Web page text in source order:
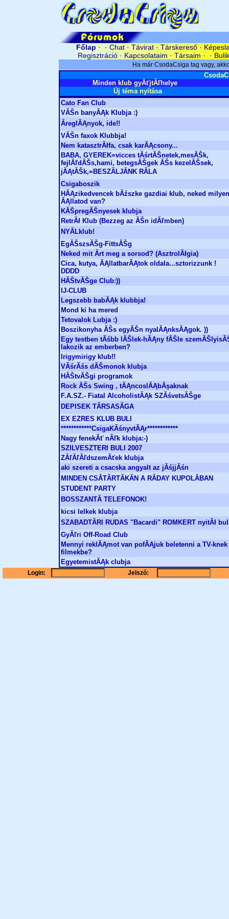
Főlap · · Chat· Távirat· Társkereső·
Regisztráció · Kapcsolataim · Társaim · ·
Minden klub gyĂťjtĂľhelye
Új téma nyítása
Cato Fan Club
VĂŠn banyĂĄk Klubja :)
ĂreglĂĄnyok, ide!!
VĂŠn faxok Klubbja!
Nem katasztrĂłfa, csak karĂĄcsony...
BABA, GYEREK=vicces tĂśrtĂŠnetek,mesĂŠk,
fejlĂľdĂŠs,hami, betegsĂŠgek ĂŠs kezelĂŠsek,
jĂĄtĂŠk,=BESZĂLJĂNK RĂLA
Csigaboszik
HĂĄzikedvencek bĂźszke gazdiai klub, neked milyen
ĂĄllatod van?
KĂŠpregĂŠnyesek klubja
RetrĂł Klub (Bezzeg az ĂŠn idĂľmben)
NYĂLklub!
EgĂŠszsĂŠg-FittsĂŠg
Neked mit Ă­rt meg a sorsod? (AsztrolĂłgia)
Cica, kutya, ĂĄllatbarĂĄtok oldala...sztorizzunk !
DDDD
HĂŠtvĂŠge Club:))
IJ-CLUB
Legszebb babĂĄk klubbja!
Mond ki ha mered
Tetovalok Lubja :)
Boszikonyha ĂŠs egyĂŠn nyalĂĄnksĂĄgok. ))
Egy testben tĂśbb lĂŠlek-hĂĄny fĂŠle
lakozik az emberben?
Irigymirigy klub!!
VĂśrĂśs dĂŠmonok klubja
HĂŠtvĂŠgi programok
Rock ĂŠs Swing , tĂĄncoslĂĄbĂşaknak
F.A.SZ.- Fiatal AlcoholistĂĄk SZĂśvetsĂŠge
DEPISEK TĂRSASĂGA
EX EZRES KLUB BULI
************CsigaKĂśnyvtĂĄr************
Nagy fenekĂť nĂľk klubja:-)
SZILVESZTERI BULI 2007
ZĂľĂľĂľdszemĂťek klubja
aki szereti a csacska angyalt az jĂśjjĂśn
MINDEN CSĂTĂRTĂKĂN A RĂDAY KUPOLĂBAN
STUDENT PARTY
BOSSZANTĂ TELEFONOK!
kicsi lelkek klubja
SZABADTĂRI RUDAS "Bacardi" ROMKERT nyitĂł
GyĂľri Off-Road Club
Mennyi reklĂĄmot van pofĂĄjuk beletenni a TV-knek
filmekbe?
EgyetemistĂĄk clubja
Login: Jelszó: